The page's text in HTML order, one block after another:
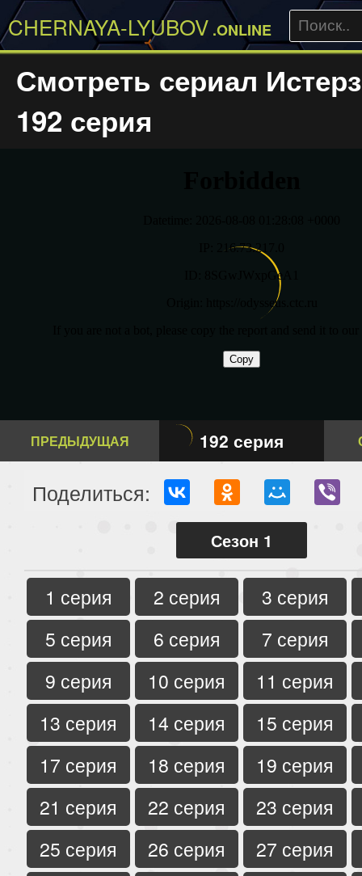
CHERNAYA-LYUBOV .ONLINE
Смотреть сериал
192 серия
ПРЕДЫДУЩАЯ 192 серия
Поделиться:
Сезон 1
1 серия 2 серия
3 серия
5 серия
6 серия
7 серия
9 серия
10 серия
11 серия
13 серия
14 серия
15 серия
17 серия
18 серия
19 серия
21 серия
22 серия
23 серия
25 серия
26 серия
27 серия